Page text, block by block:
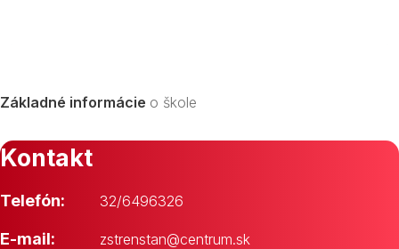
Základné informácie o škole
Kontakt
Telefón: 32/6496326
E-mail: zstrenstan@centrum.sk